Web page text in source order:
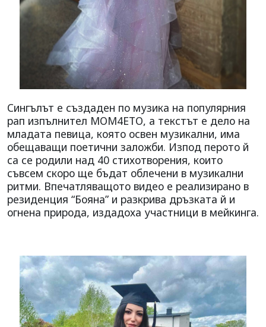
Сингълът е създаден по музика на популярния
рап изпълнител МОМ4ЕТО, а текстът е дело на
младата певица, която освен музикални, има
обещаващи поетични заложби. Изпод перото й
са се родили над 40 стихотворения, които
съвсем скоро ще бъдат облечени в музикални
ритми. Впечатляващото видео е реализирано в
резиденция “Бояна” и разкрива дръзката й и
огнена природа, издадоха участници в мейкинга.